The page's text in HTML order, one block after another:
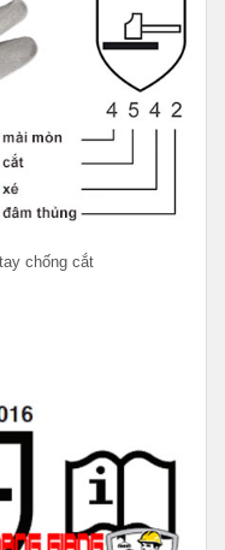
chống cắt